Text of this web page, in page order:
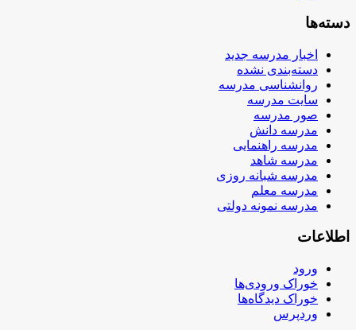
دسته‌ها
اخبار مدرسه جدید
دسته‌بندی نشده
روانشناسی مدرسه
سایت مدرسه
صور مدرسه
مدرسه دانش
مدرسه راهنمایی
مدرسه شاهد
مدرسه شبانه روزی
مدرسه معلم
مدرسه نمونه دولتی
اطلاعات
ورود
خوراک ورودی‌ها
خوراک دیدگاه‌ها
وردپرس